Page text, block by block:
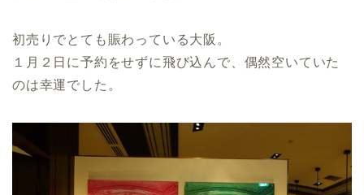
初売りでとても賑わっている大阪。
１月２日に予約をせずに飛び込んで、偶然空いていた
のは幸運でした。